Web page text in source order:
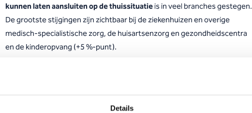
Details
kunnen laten aansluiten op de thuissituatie is in veel branches gestegen.
De grootste stijgingen zijn zichtbaar bij de ziekenhuizen en overige
medisch-specialistische zorg, de huisartsenzorg en gezondheidscentra
en de kinderopvang (+5 %-punt).